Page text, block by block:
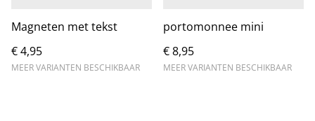
Magneten met tekst
€ 4,95
MEER VARIANTEN BESCHIKBAAR
portomonnee mini
€ 8,95
MEER VARIANTEN BESCHIKBAAR